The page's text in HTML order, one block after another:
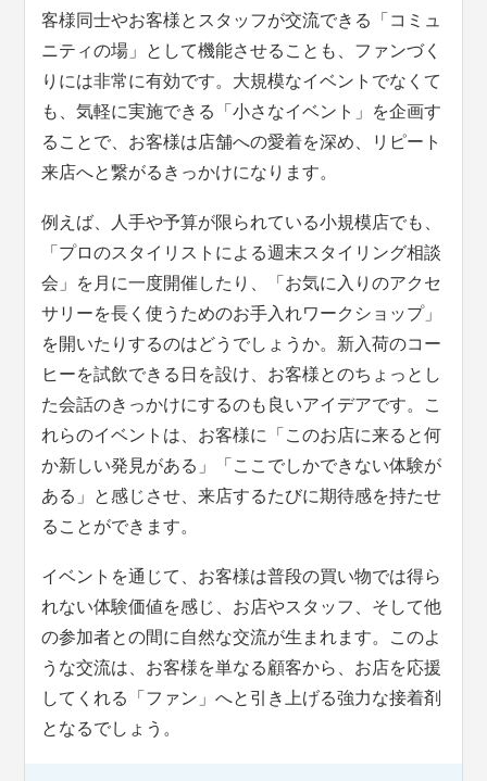
客様同士やお客様とスタッフが交流できる「コミュ
ニティの場」として機能させることも、ファンづく
りには非常に有効です。大規模なイベントでなくて
も、気軽に実施できる「小さなイベント」を企画す
ることで、お客様は店舗への愛着を深め、リピート
来店へと繋がるきっかけになります。
例えば、人手や予算が限られている小規模店でも、
「プロのスタイリストによる週末スタイリング相談
会」を月に一度開催したり、「お気に入りのアクセ
サリーを長く使うためのお手入れワークショップ」
を開いたりするのはどうでしょうか。新入荷のコー
ヒーを試飲できる日を設け、お客様とのちょっとし
た会話のきっかけにするのも良いアイデアです。こ
れらのイベントは、お客様に「このお店に来ると何
か新しい発見がある」「ここでしかできない体験が
ある」と感じさせ、来店するたびに期待感を持たせ
ることができます。
イベントを通じて、お客様は普段の買い物では得ら
れない体験価値を感じ、お店やスタッフ、そして他
の参加者との間に自然な交流が生まれます。このよ
うな交流は、お客様を単なる顧客から、お店を応援
してくれる「ファン」へと引き上げる強力な接着剤
となるでしょう。